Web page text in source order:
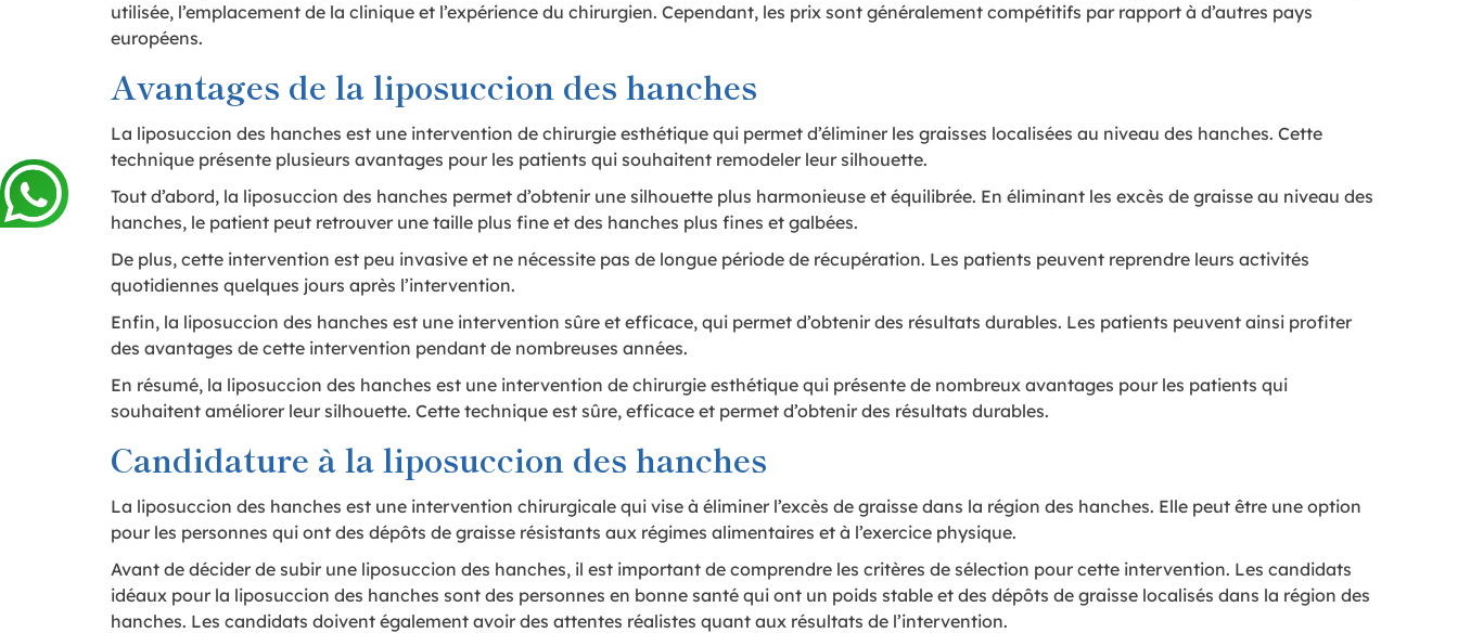
utilisée, l’emplacement de la clinique et l’expérience du chirurgien. Cependant, les prix sont généralement compétitifs par rapport à d’autres pays
européens.
Avantages de la liposuccion des hanches
La liposuccion des hanches est une intervention de chirurgie esthétique qui permet d’éliminer les graisses localisées au niveau des hanches. Cette
technique présente plusieurs avantages pour les patients qui souhaitent remodeler leur silhouette.
Tout d’abord, la liposuccion des hanches permet d’obtenir une silhouette plus harmonieuse et équilibrée. En éliminant les excès de graisse au niveau des
hanches, le patient peut retrouver une taille plus fine et des hanches plus fines et galbées.
De plus, cette intervention est peu invasive et ne nécessite pas de longue période de récupération. Les patients peuvent reprendre leurs activités
quotidiennes quelques jours après l’intervention.
Enfin, la liposuccion des hanches est une intervention sûre et efficace, qui permet d’obtenir des résultats durables. Les patients peuvent ainsi profiter
des avantages de cette intervention pendant de nombreuses années.
En résumé, la liposuccion des hanches est une intervention de chirurgie esthétique qui présente de nombreux avantages pour les patients qui
souhaitent améliorer leur silhouette. Cette technique est sûre, efficace et permet d’obtenir des résultats durables.
Candidature à la liposuccion des hanches
La liposuccion des hanches est une intervention chirurgicale qui vise à éliminer l’excès de graisse dans la région des hanches. Elle peut être une option
pour les personnes qui ont des dépôts de graisse résistants aux régimes alimentaires et à l’exercice physique.
Avant de décider de subir une liposuccion des hanches, il est important de comprendre les critères de sélection pour cette intervention. Les candidats
idéaux pour la liposuccion des hanches sont des personnes en bonne santé qui ont un poids stable et des dépôts de graisse localisés dans la région des
hanches. Les candidats doivent également avoir des attentes réalistes quant aux résultats de l’intervention.